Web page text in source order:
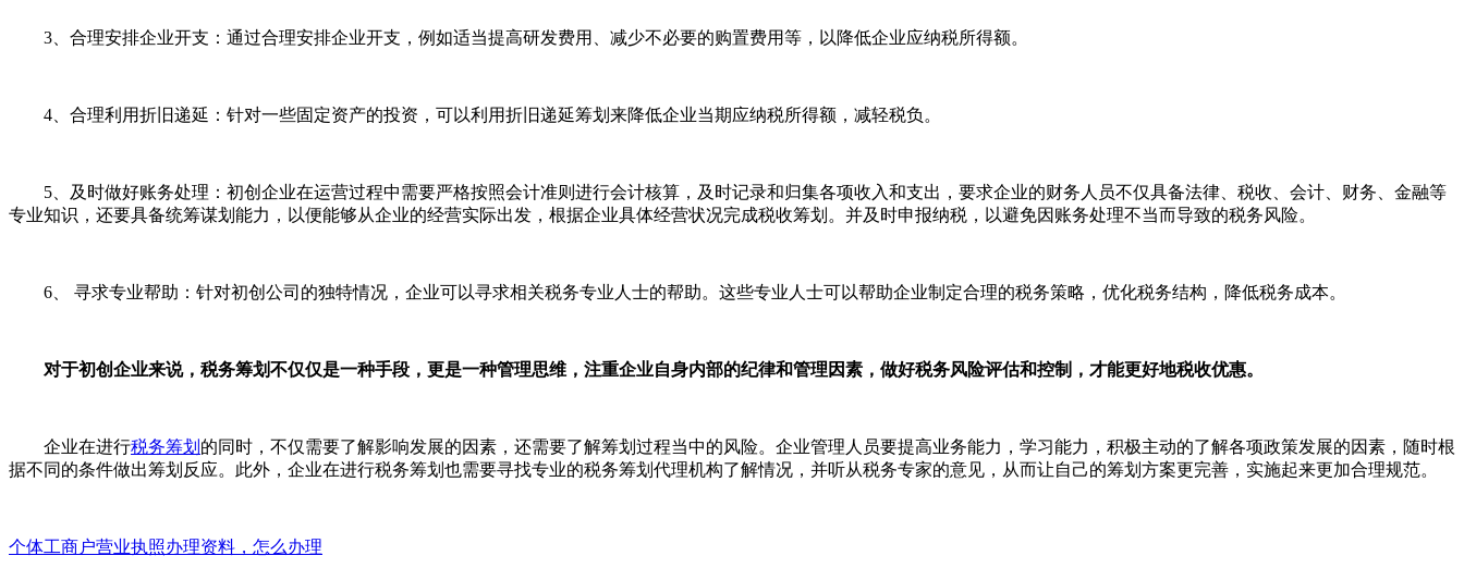
3、合理安排企业开支：通过合理安排企业开支，例如适当提高研发费用、减少不必要的购置费用等，以降低企业应纳税所得额。
4、合理利用折旧递延：针对一些固定资产的投资，可以利用折旧递延筹划来降低企业当期应纳税所得额，减轻税负。
5、及时做好账务处理：初创企业在运营过程中需要严格按照会计准则进行会计核算，及时记录和归集各项收入和支出，要求企业的财务人员不仅具备法律、税收、会计、财务、金融等
专业知识，还要具备统筹谋划能力，以便能够从企业的经营实际出发，根据企业具体经营状况完成税收筹划。并及时申报纳税，以避免因账务处理不当而导致的税务风险。
6、 寻求专业帮助：针对初创公司的独特情况，企业可以寻求相关税务专业人士的帮助。这些专业人士可以帮助企业制定合理的税务策略，优化税务结构，降低税务成本。
对于初创企业来说，税务筹划不仅仅是一种手段，更是一种管理思维，注重企业自身内部的纪律和管理因素，做好税务风险评估和控制，才能更好地税收优惠。
企业在进行税务筹划 的同时，不仅需要了解影响发展的因素，还需要了解筹划过程当中的风险。企业管理人员要提高业务能力，学习能力，积极主动的了解各项政策发展的因素，随时根
据不同的条件做出筹划反应。此外，企业在进行税务筹划也需要寻找专业的税务筹划代理机构了解情况，并听从税务专家的意见，从而让自己的筹划方案更完善，实施起来更加合理规范。
个体工商户营业执照办理资料，怎么办理